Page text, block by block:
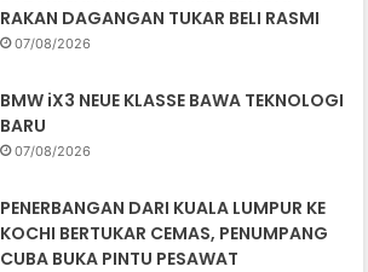
RAKAN DAGANGAN TUKAR BELI RASMI
07/08/2026
BMW iX3 NEUE KLASSE BAWA TEKNOLOGI
BARU
07/08/2026
PENERBANGAN DARI KUALA LUMPUR KE
KOCHI BERTUKAR CEMAS, PENUMPANG
CUBA BUKA PINTU PESAWAT